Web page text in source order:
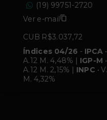
(19) 99751-2720
Ver e-mail
CUB R$3.037,72
Índices 04/26 - IPCA
A.12 M. 4,48% | IGP-M
A.12 M. 2,15% | INPC •
M. 4,32%